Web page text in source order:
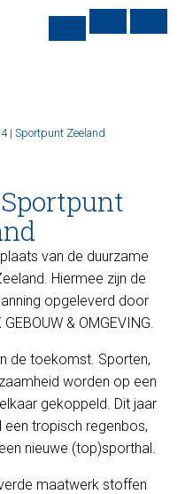
| Sportpunt Zeeland
van de duurzame
Hiermee zijn de
opgeleverd door
& OMGEVING.
de toekomst. Sporten,
worden op een
gekoppeld. Dit jaar
tropisch regenbos,
nieuwe (top)sporthal.
maatwerk stoffen